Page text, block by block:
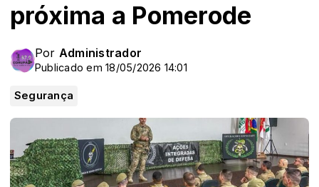
próxima a Pomerode
Por Administrador
Publicado em 18/05/2026 14:01
Segurança